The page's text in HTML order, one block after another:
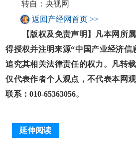
转自：央视网
返回产经网首页 >>
【版权及免责声明】凡本网所属
得授权并注明来源“中国产业经济信
追究其相关法律责任的权力。凡转
仅代表作者个人观点，不代表本网
联系：010-65363056。
延伸阅读